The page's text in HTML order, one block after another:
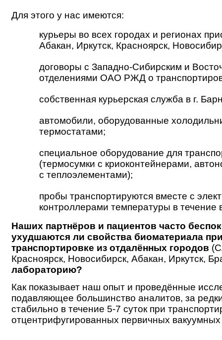
Для этого у нас имеются:
курьеры во всех городах и регионах
Абакан, Иркутск, Красноярск,
договоры с Западно-Сибирским и
отделениями ОАО РЖД о
собственная курьерская служба в г.
автомобили, оборудованные
термостатами;
специальное оборудование для
(термосумки с криоконтейнерами,
с теплоэлементами);
пробы транспортируются вместе с
контроллерами температуры в течение
Наших партнёров и пациентов часто
ухудшаются ли свойства биоматериала
транспортировке из отдалённых городов
Красноярск, Новосибирск, Абакан, Иркутск,
лабораторию?
Как показывает наш опыт и проведённые
подавляющее большинство аналитов, за
стабильно в течение 5-7 суток при
отцентрифугированных первичных вакуумных